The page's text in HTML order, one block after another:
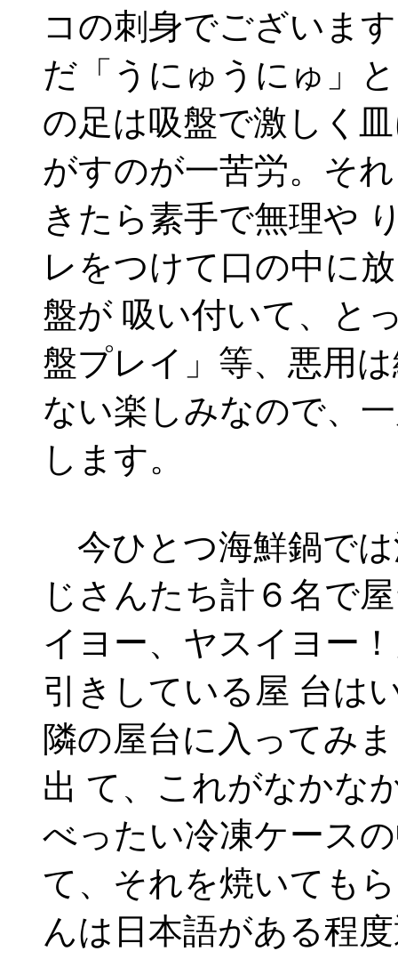
コの刺身でございま
だ「うにゅうにゅ」
の足は吸盤で激しく
がすのが一苦労。そ
きたら素手で無理や
レをつけて口の中に
盤が 吸い付いて、と
盤プレイ」等、悪用
ない楽しみなので、
します。
今ひとつ海鮮鍋で
じさんたち計６名で
イヨー、ヤスイヨー
引きしている屋 台は
隣の屋台に入ってみ
出 て、これがなかな
べったい冷凍ケース
て、それを焼いても
んは日本語がある程